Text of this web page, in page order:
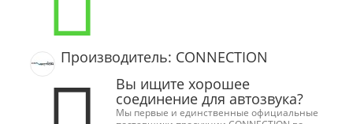
Производитель: CONNECTION
Вы ищите хорошее
соединение для автозвука?
Мы первые и единственные официальные